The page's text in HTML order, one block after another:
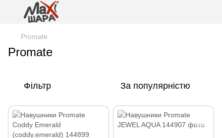
Promate
Promate
Фільтр За популярністю